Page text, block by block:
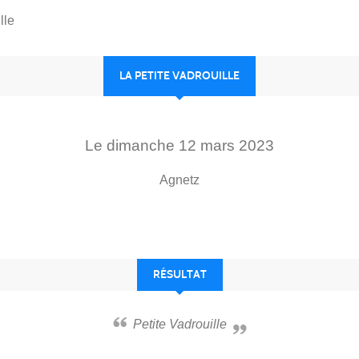
LA PETITE VADROUILLE
Le dimanche 12 mars 2023
Agnetz
RÉSULTAT
Petite Vadrouille